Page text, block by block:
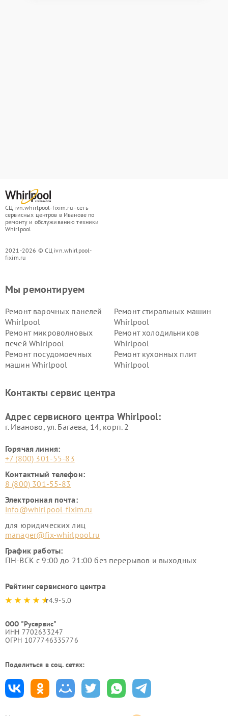
СЦ ivn.whirlpool-fixim.ru - сеть
сервисных центров в Иванове по
ремонту и обслуживанию техники
Whirlpool
2021-2026 © СЦ ivn.whirlpool-
fixim.ru
Мы ремонтируем
Ремонт варочных панелей
Whirlpool
Ремонт стиральных машин
Whirlpool
Ремонт микроволновых
печей Whirlpool
Ремонт холодильников
Whirlpool
Ремонт посудомоечных
машин Whirlpool
Ремонт кухонных плит
Whirlpool
Контакты сервис центра
Адрес сервисного центра Whirlpool:
г. Иваново, ул. Багаева, 14, корп. 2
Горячая линия:
+7 (800) 301-55-83
Контактный телефон:
8 (800) 301-55-83
Электронная почта:
info@whirlpool-fixim.ru
для юридических лиц
manager@fix-whirlpool.ru
График работы:
ПН-ВСК с 9:00 до 21:00 без перерывов и выходных
Рейтинг сервисного центра
4.9-5.0
ООО "Русервис"
ИНН 7702633247
ОГРН 1077746335776
Поделиться в соц. сетях: